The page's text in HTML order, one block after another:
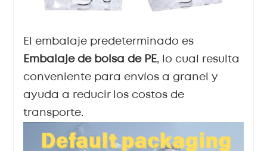
El embalaje predeterminado es
Embalaje de bolsa de PE, lo cual resulta
conveniente para envíos a granel y
ayuda a reducir los costos de
transporte.